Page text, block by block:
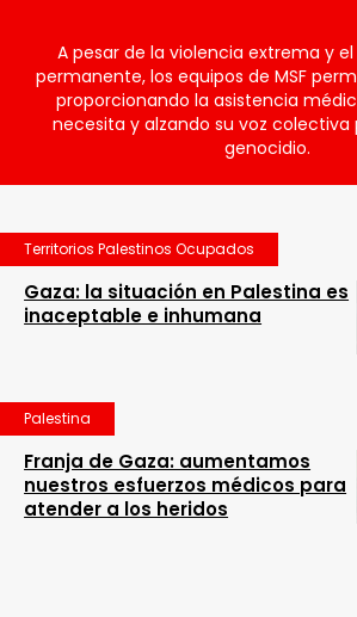
A pesar de la violencia extrema y
permanente, los equipos de MSF
proporcionando la asistencia
necesita y alzando su voz colectiva
genocidio.
Territorios Palestinos Ocupados
Gaza: la situación en Palestina es
inaceptable e inhumana
Palestina
Franja de Gaza: aumentamos
nuestros esfuerzos médicos para
atender a los heridos